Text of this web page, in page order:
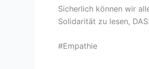
Sicherlich können wir
Solidarität zu lesen,
#Empathie